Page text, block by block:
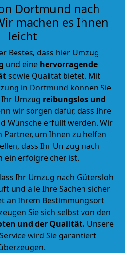
Dortmund nach
machen es Ihnen
leicht
Bestes, dass hier Umzug
und eine hervorragende
sowie Qualität bietet. Mit
in Dortmund können Sie
Umzug reibungslos und
wir sorgen dafür, dass Ihre
Wünsche erfüllt werden. Wir
Partner, um Ihnen zu helfen
dass Ihr Umzug nach
ein erfolgreicher ist.
Ihr Umzug nach Gütersloh
und alle Ihre Sachen sicher
an Ihrem Bestimmungsort
Sie sich selbst von den
und der Qualität. Unsere
wird Sie garantiert
überzeugen.